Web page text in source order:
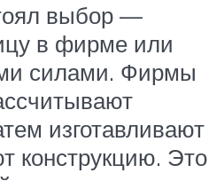
выбор —
в фирме или
силами. Фирмы
изготавливают
конструкцию. Это